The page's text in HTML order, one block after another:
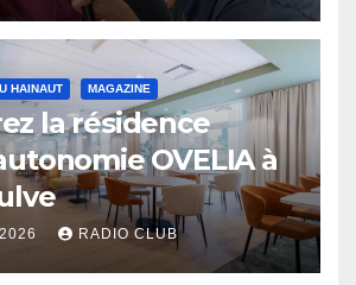
HAINAUT MAGAZINE
la résidence
OVELIA à
RADIO CLUB